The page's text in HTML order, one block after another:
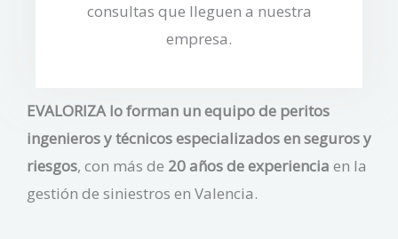
consultas que lleguen a nuestra
empresa.
EVALORIZA lo forman un equipo de peritos
ingenieros y técnicos especializados en seguros y
riesgos, con más de 20 años de experiencia en la
gestión de siniestros en Valencia.